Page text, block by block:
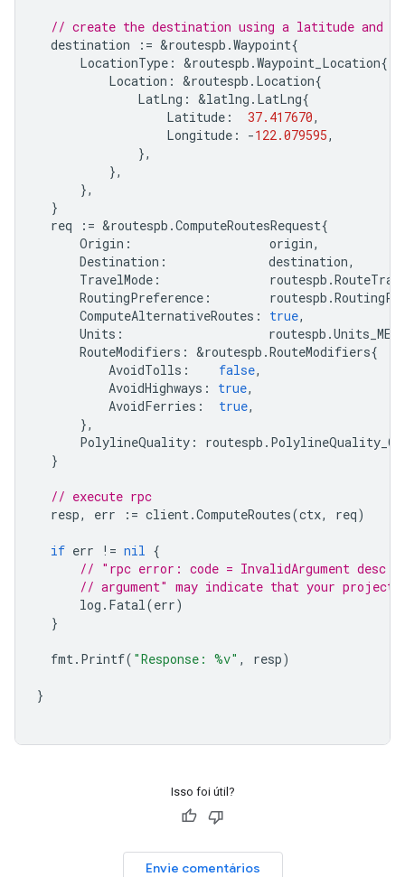
// create the destination using a latitude and
destination
:= &routespb .Waypoint{
LocationType : &routespb .Waypoint_Location{
Location : &routespb . Location{
LatLng : &latlng . LatLng{
Latitude : 37.417670,
Longitude : -122.079595,
},
},
},
}
req
:= &routespb .ComputeRoutesRequest{
Origin : origin,
Destination : destination,
TravelMode : routespb .
RoutingPreference : routespb .
ComputeAlternativeRoutes : true,
Units : routespb .
RouteModifiers : &routespb .RouteModifiers{
AvoidTolls : false,
AvoidHighways : true,
AvoidFerries : true,
},
PolylineQuality : routespb .
}
// execute rpc
resp, err := client.ComputeRoutes(ctx, req)
if err != nil {
// "rpc error: code = InvalidArgument desc
// argument" may indicate that your project
log . Fatal(err)
}
fmt. Printf( "Response: %v" , resp)
}
Isso foi útil?
Envie comentários